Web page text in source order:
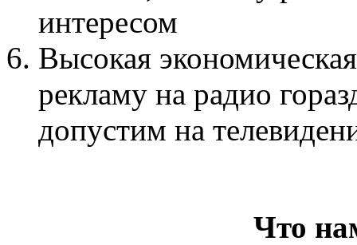
интересом
Высокая
рекламу на радио
допустим на
Что